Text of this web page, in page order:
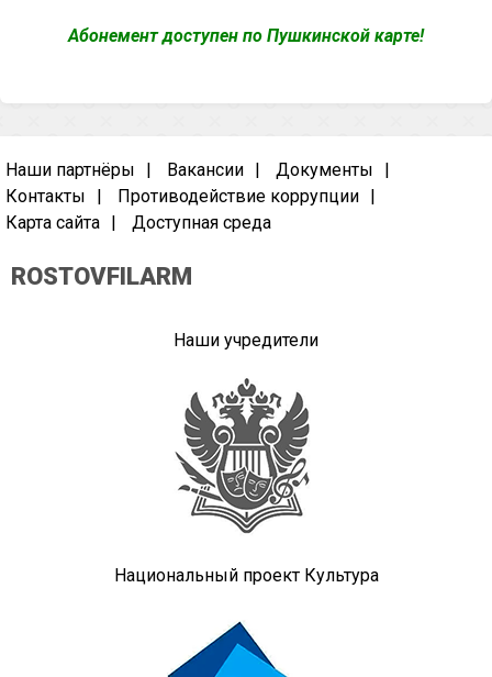
Абонемент доступен по Пушкинской карте!
Наши партнёры Вакансии
Документы
Контакты
Противодействие коррупции
Карта сайта
Доступная среда
ROSTOVFILARM
Наши учредители
Национальный проект Культура